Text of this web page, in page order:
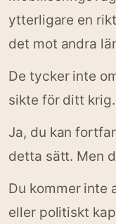
ytterligare en
det mot andra
De tycker inte
sikte för ditt krig.
Ja, du kan
detta sätt. Men
Du kommer inte
eller politiskt